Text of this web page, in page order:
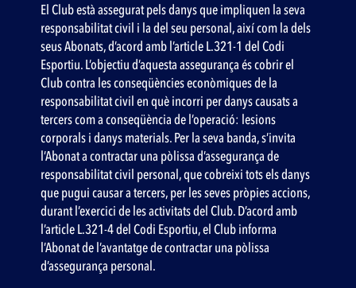
El Club està assegurat pels danys que impliquen la seva
responsabilitat civil i la del seu personal, així com la dels
seus Abonats, d’acord amb l’article L.321-1 del Codi
Esportiu. L’objectiu d’aquesta assegurança és cobrir el
Club contra les conseqüències econòmiques de la
responsabilitat civil en què incorri per danys causats a
tercers com a conseqüència de l’operació: lesions
corporals i danys materials. Per la seva banda, s’invita
l’Abonat a contractar una pòlissa d’assegurança de
responsabilitat civil personal, que cobreixi tots els danys
que pugui causar a tercers, per les seves pròpies accions,
durant l’exercici de les activitats del Club. D’acord amb
l’article L.321-4 del Codi Esportiu, el Club informa
l’Abonat de l’avantatge de contractar una pòlissa
d’assegurança personal.